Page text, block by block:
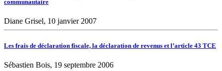
communautaire
Diane Grisel, 10 janvier 2007
Les frais de déclaration fiscale, la déclaration de revenus et l’article 43 TCE
Sébastien Bois, 19 septembre 2006